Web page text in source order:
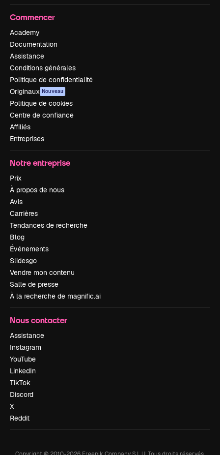
Commencer
Academy
Documentation
Assistance
Conditions générales
Politique de confidentialité
Originaux Nouveau
Politique de cookies
Centre de confiance
Affiliés
Entreprises
Notre entreprise
Prix
À propos de nous
Avis
Carrières
Tendances de recherche
Blog
Événements
Slidesgo
Vendre mon contenu
Salle de presse
À la recherche de magnific.ai
Nous contacter
Assistance
Instagram
YouTube
LinkedIn
TikTok
Discord
X
Reddit